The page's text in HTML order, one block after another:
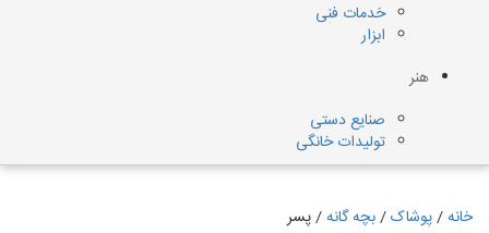
خدمات فنی
ابزار
هنر
صنایع دستی
تولیدات خانگی
خانه/پوشاک/بچه گانه/ پسر